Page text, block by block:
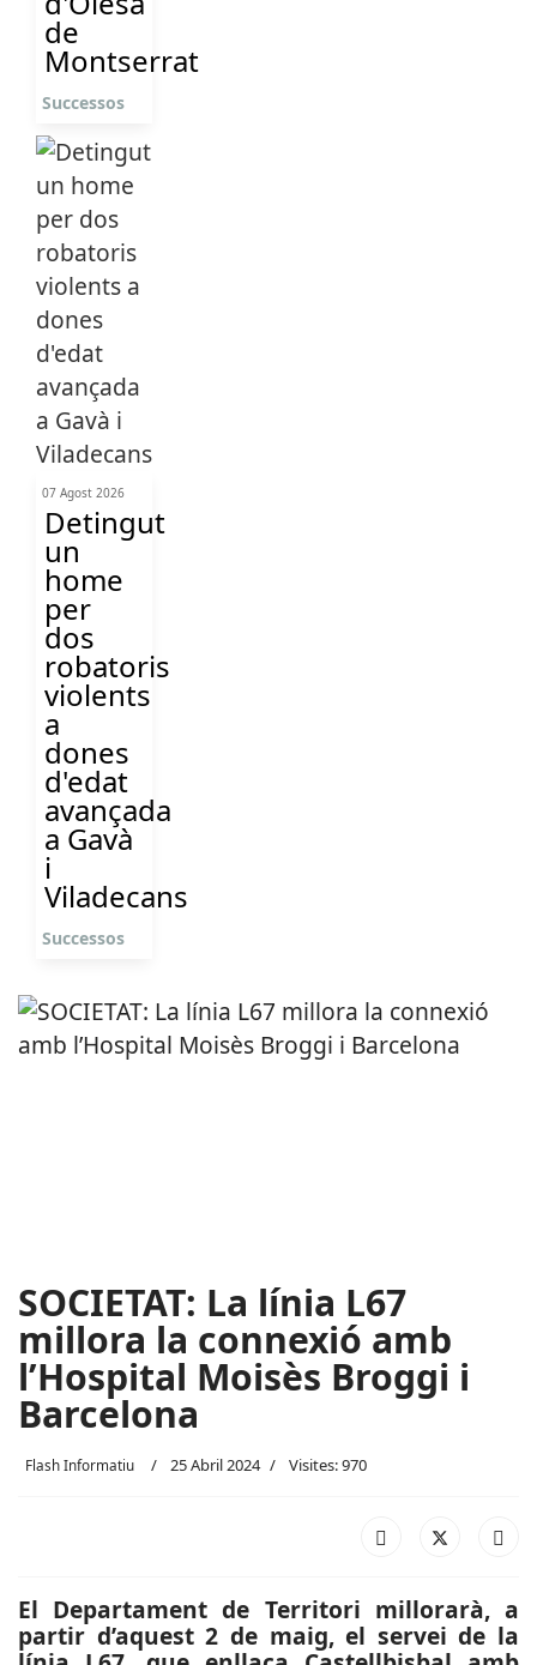
de
Montserrat
Successos
07 Agost 2026
Detingut
un
home
per
dos
robatoris
violents
a
dones
d'edat
avançada
a Gavà
i
Viladecans
Successos
SOCIETAT: La línia L67
millora la connexió amb
l’Hospital Moisès Broggi i
Barcelona
Flash Informatiu 25 Abril 2024 Visites: 970
El Departament de Territori millorarà, a
partir d’aquest 2 de maig, el servei de la